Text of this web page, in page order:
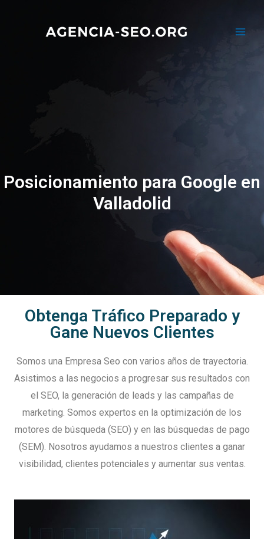
Posicionamiento para Google en
Valladolid
Obtenga Tráfico Preparado y
Gane Nuevos Clientes
Somos una Empresa Seo con varios años de trayectoria.
Asistimos a las negocios a progresar sus resultados con
el SEO, la generación de leads y las campañas de
marketing. Somos expertos en la optimización de los
motores de búsqueda (SEO) y en las búsquedas de pago
(SEM). Nosotros ayudamos a nuestros clientes a ganar
visibilidad, clientes potenciales y aumentar sus ventas.